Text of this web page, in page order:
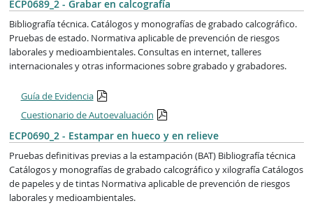
ECP0689_2 - Grabar en calcografía
Bibliografía técnica. Catálogos y monografías de grabado calcográfico.
Pruebas de estado. Normativa aplicable de prevención de riesgos
laborales y medioambientales. Consultas en internet, talleres
internacionales y otras informaciones sobre grabado y grabadores.
Guía de Evidencia
Cuestionario de Autoevaluación
ECP0690_2 - Estampar en hueco y en relieve
Pruebas definitivas previas a la estampación (BAT) Bibliografía técnica
Catálogos y monografías de grabado calcográfico y xilografía Catálogos
de papeles y de tintas Normativa aplicable de prevención de riesgos
laborales y medioambientales.